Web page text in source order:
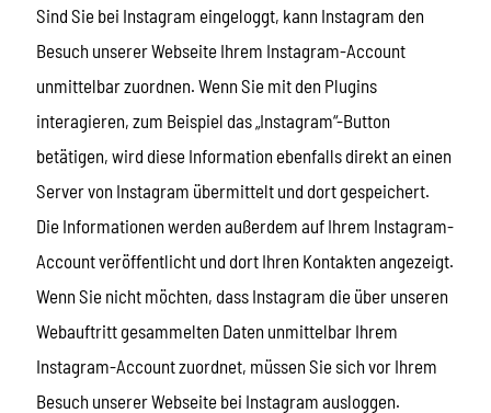
Sind Sie bei Instagram eingeloggt, kann Instagram den
Besuch unserer Webseite Ihrem Instagram-Account
unmittelbar zuordnen. Wenn Sie mit den Plugins
interagieren, zum Beispiel das „Instagram“-Button
betätigen, wird diese Information ebenfalls direkt an einen
Server von Instagram übermittelt und dort gespeichert.
Die Informationen werden außerdem auf Ihrem Instagram-
Account veröffentlicht und dort Ihren Kontakten angezeigt.
Wenn Sie nicht möchten, dass Instagram die über unseren
Webauftritt gesammelten Daten unmittelbar Ihrem
Instagram-Account zuordnet, müssen Sie sich vor Ihrem
Besuch unserer Webseite bei Instagram ausloggen.